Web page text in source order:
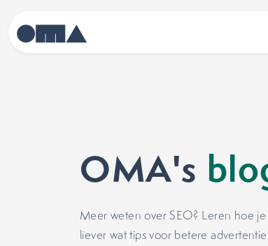
OMA's
Meer weten over SEO? Leren hoe
liever wat tips voor betere